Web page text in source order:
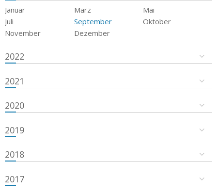
Januar März
Mai
Juli
September
Oktober
November
Dezember
2022
2021
2020
2019
2018
2017